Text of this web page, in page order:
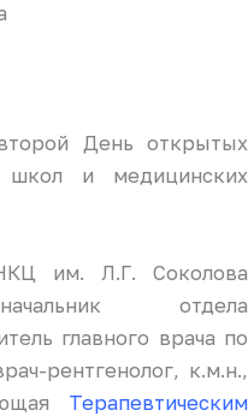
День открытых
школ и медицинских
им. Л.Г. Соколова
отдела
главного врача по
рентгенолог, к.м.н.,
Терапевтическим